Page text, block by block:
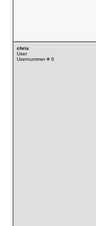
chris
User
Usernummer # 6